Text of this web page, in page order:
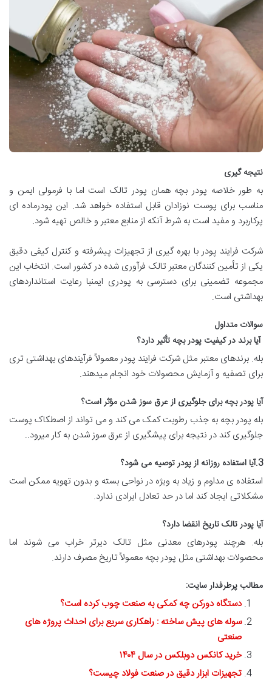
نتیجه گیری
به طور خلاصه پودر بچه همان پودر تالک است اما با فرمولی ایمن و
مناسب برای پوست نوزادان قابل استفاده خواهد شد. این پودرماده ای
پرکاربرد و مفید است به شرط آنکه از منابع معتبر و خالص تهیه شود.
شرکت فرایند پودر با بهره گیری از تجهیزات پیشرفته و کنترل کیفی دقیق
یکی از تأمین کنندگان معتبر تالک فرآوری شده در کشور است. انتخاب این
مجموعه تضمینی برای دسترسی به پودری ایمنبا رعایت استانداردهای
بهداشتی است.
سوالات متداول
آیا برند در کیفیت پودر بچه تأثیر دارد؟
بله. برندهای معتبر مثل شرکت فرایند پودر معمولاً فرآیندهای بهداشتی تری
برای تصفیه و آزمایش محصولات خود انجام میدهند.
آیا پودر بچه برای جلوگیری از عرق سوز شدن مؤثر است؟
بله پودر بچه به جذب رطوبت کمک می کند و می تواند از اصطکاک پوست
جلوگیری کند در نتیجه برای پیشگیری از عرق سوز شدن به کار میرود..
3.آیا استفاده روزانه از پودر توصیه می شود؟
استفاده ی مداوم و زیاد به ویژه در نواحی بسته و بدون تهویه ممکن است
مشکلاتی ایجاد کند اما در حد تعادل ایرادی ندارد.
آیا پودر تالک تاریخ انقضا دارد؟
بله. هرچند پودرهای معدنی مثل تالک دیرتر خراب می شوند اما
محصولات بهداشتی مثل پودر بچه معمولاً تاریخ مصرف دارند.
مطالب پرطرفدار سایت:
دستگاه دورکن چه کمکی به صنعت چوب کرده است؟
سوله های پیش ساخته : راهکاری سریع برای احداث پروژه های
صنعتی
خرید کانکس دوبلکس در سال ۱۴۰۴
تجهیزات ابزار دقیق در صنعت فولاد چیست؟